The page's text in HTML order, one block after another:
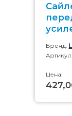
Бренд:
Цена: